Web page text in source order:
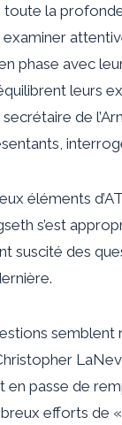
toute la
phase avec
leurs
de
éléments
s’est
suscité des
semblent
en passe de
efforts de